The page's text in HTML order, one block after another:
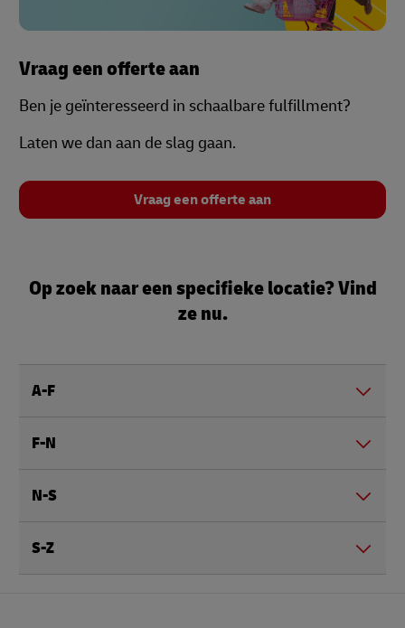
Vraag een offerte aan
Ben je geïnteresseerd in schaalbare fulfillment?
Laten we dan aan de slag gaan.
Vraag een offerte aan
Op zoek naar een specifieke locatie? Vind
ze nu.
A-F
F-N
N-S
S-Z